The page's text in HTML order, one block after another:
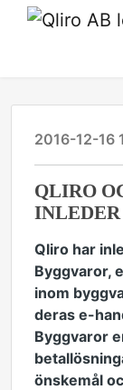
2016-12-16
QLIRO
Qliro har
Byggvaror,
inom
deras e-
Byggvaror
önskemål